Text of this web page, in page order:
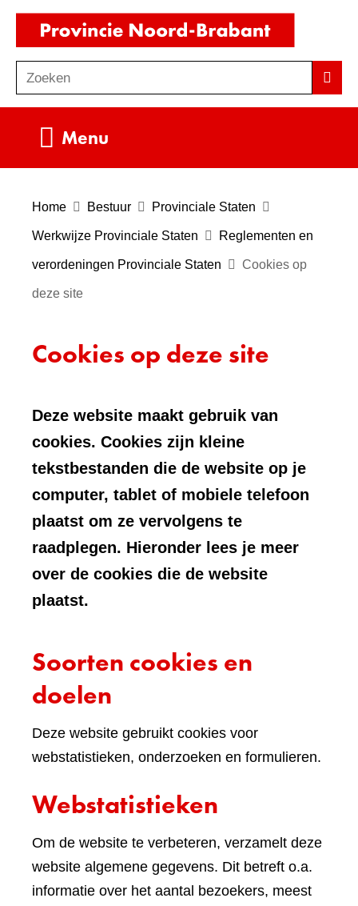
Ga
de
inhoud
o
e
Zoeken
Menu
Home Bestuur Provinciale Staten
Werkwijze Provinciale Staten Reglementen en
verordeningen Provinciale Staten Cookies op
deze site
Cookies op deze site
Deze website maakt gebruik van
cookies. Cookies zijn kleine
tekstbestanden die de website op je
computer, tablet of mobiele telefoon
plaatst om ze vervolgens te
raadplegen. Hieronder lees je meer
over de cookies die de website
plaatst.
Soorten cookies en
doelen
Deze website gebruikt cookies voor
webstatistieken, onderzoeken en formulieren.
Webstatistieken
Om de website te verbeteren, verzamelt deze
website algemene gegevens. Dit betreft o.a.
informatie over het aantal bezoekers, meest